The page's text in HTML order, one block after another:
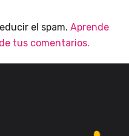
el spam.Aprende
tus comentarios.